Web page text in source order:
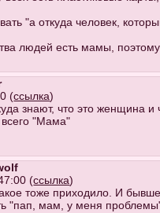
"а откуда человек,
людей есть мамы,
(ссылка)
знают, что это женщина и
"Мама"
(ссылка)
тоже приходило. И
"пап, мам, у меня проблемы"